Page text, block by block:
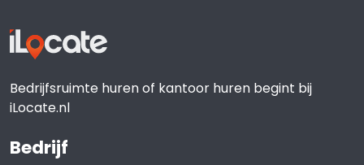
Bedrijfsruimte huren of kantoor huren begint bij
iLocate.nl
Bedrijf